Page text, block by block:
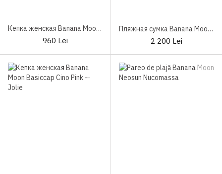
Кепка женская Banana Moon Basiccap Cino Beige
960 Lei
Пляжная сумка Banana Moon Carmani Carlina Fuxia
2 200 Lei